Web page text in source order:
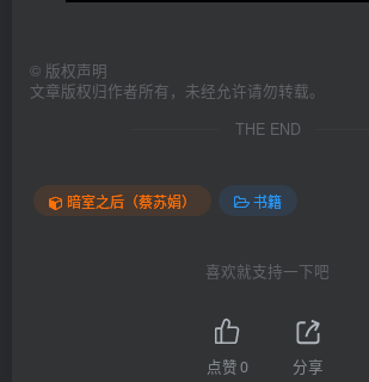
© 版权声明
文章版权归作者所有，未经允许请勿转载。
THE END
暗室之后（蔡苏娟） 书籍
喜欢就支持一下吧
点赞0 分享